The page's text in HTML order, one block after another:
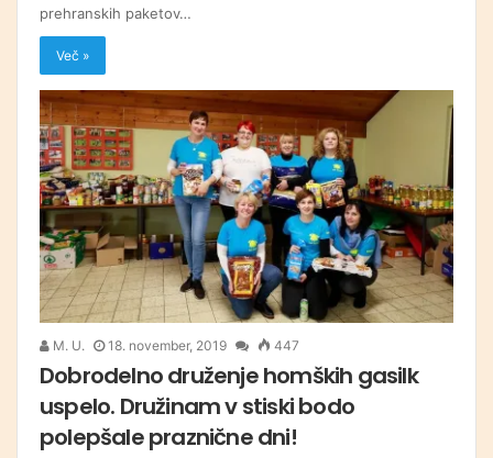
prehranskih paketov…
Več »
M. U. 18. november, 2019 447
Dobrodelno druženje homških gasilk
uspelo. Družinam v stiski bodo
polepšale praznične dni!